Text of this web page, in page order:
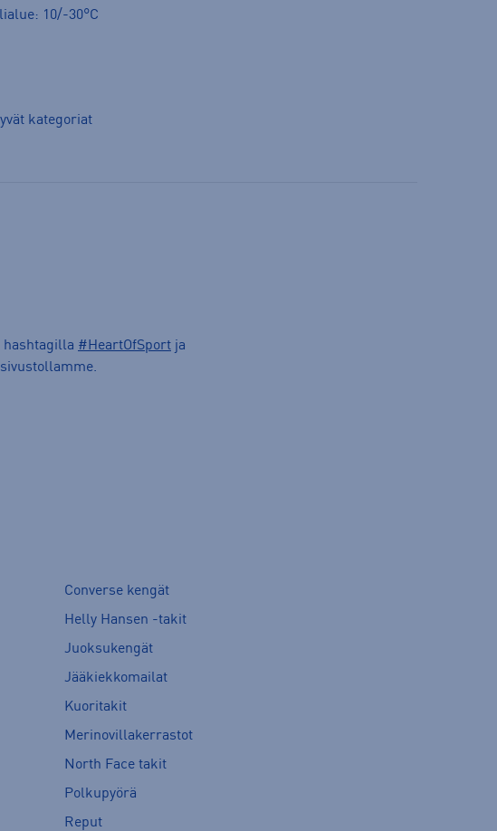
10/-30°C
kategoriat
hashtagilla #HeartOfSport ja
Converse kengät
Helly Hansen -takit
Juoksukengät
Jääkiekkomailat
Kuoritakit
Merinovillakerrastot
North Face takit
Polkupyörä
Reput